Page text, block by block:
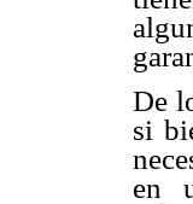
De
si
en